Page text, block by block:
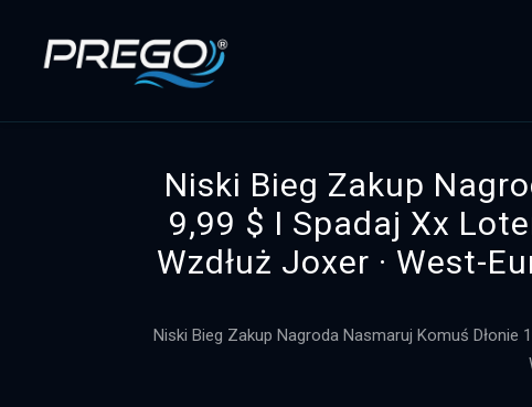
Niski Bieg Zakup
9,99 $ I Spadaj Xx
Wzdłuż Joxer · West-
Niski Bieg Zakup Nagroda Nasmaruj Komuś Dłonie